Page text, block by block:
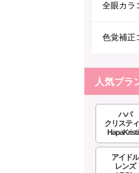
全眼カラ
色覚補正
人気ブラ
ハパ
クリステ
アイドル
レンズ